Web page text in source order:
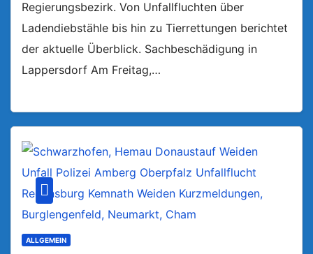
Regierungsbezirk. Von Unfallfluchten über
Ladendiebstähle bis hin zu Tierrettungen berichtet
der aktuelle Überblick. Sachbeschädigung in
Lappersdorf Am Freitag,…
ALLGEMEIN